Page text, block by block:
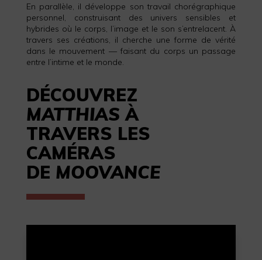
En parallèle, il développe son travail chorégraphique
personnel, construisant des univers sensibles et
hybrides où le corps, l’image et le son s’entrelacent. À
travers ses créations, il cherche une forme de vérité
dans le mouvement — faisant du corps un passage
entre l’intime et le monde.
DÉCOUVREZ
MATTHIAS À
TRAVERS LES
CAMÉRAS
DE MOOVANCE